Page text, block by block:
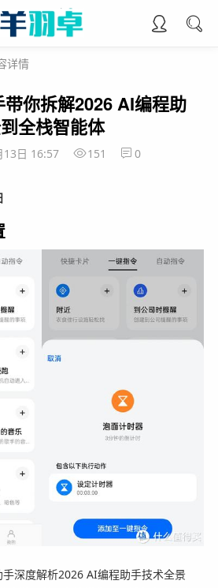
详情
你拆解2026 AI编程助
全栈智能体
13日 16:57 151 0
深度解析2026 AI编程助手技术全景